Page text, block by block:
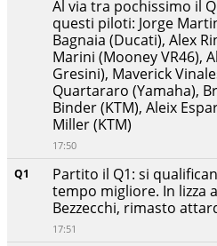
Q1
Partito il Q1: si
tempo migliore. In lizza
Bezzecchi, rimasto
17:51
Al via tra pochissimo il
questi piloti: Jorge
Bagnaia (Ducati), Alex
Marini (Mooney VR46),
Gresini), Maverick
Quartararo (Yamaha),
Binder (KTM), Aleix
Miller (KTM)
17:50